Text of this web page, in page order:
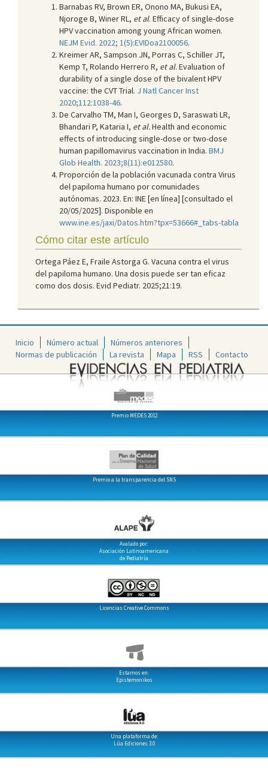
Barnabas RV, Brown ER, Onono MA, Bukusi EA,
Njoroge B, Winer RL, et al. Efficacy of single-dose
HPV vaccination among young African women.
NEJM Evid. 2022; 1(5):EVIDoa2100056.
Kreimer AR, Sampson JN, Porras C, Schiller JT,
Kemp T, Rolando Herrero R, et al. Evaluation of
durability of a single dose of the bivalent HPV
vaccine: the CVT Trial. J Natl Cancer Inst
2020;112:1038-46.
De Carvalho TM, Man I, Georges D, Saraswati LR,
Bhandari P, Kataria I, et al.Health and economic
effects of introducing single-dose or two-dose
human papillomavirus vaccination in India. BMJ
Glob Health. 2023;8(11):e012580.
Proporción de la población vacunada contra Virus
del papiloma humano por comunidades
autónomas. 2023. En: INE [en línea] [consultado el
20/05/2025]. Disponible en
www.ine.es/jaxi/Datos.htm?tpx=53666#_tabs-tabla
Cómo citar este artículo
Ortega Páez E, Fraile Astorga G. Vacuna contra el virus
del papiloma humano. Una dosis puede ser tan eficaz
como dos dosis. Evid Pediatr. 2025;21:19.
Inicio Número actual
Números anteriores
Normas de publicación
La revista Mapa RSS Contacto
Premio MEDES 2012
Premio a la transparencia del SNS
Avalado por:
Asociación Latinoamericana
de Pediatría
Licencias Creative Commons
Estamos en:
Epistemonikos
Una plataforma de:
Lúa Ediciones 3.0